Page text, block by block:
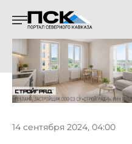
14 сентября 2024, 04:00